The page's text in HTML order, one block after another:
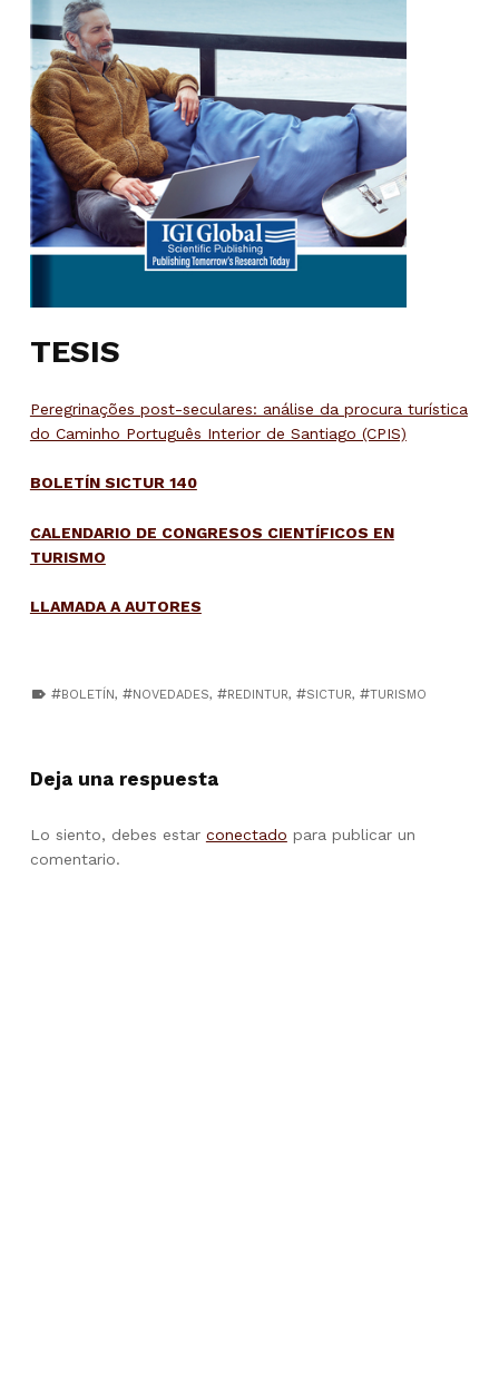
TESIS
Peregrinações post-seculares: análise da procura turística
do Caminho Português Interior de Santiago (CPIS)
BOLETÍN SICTUR 140
CALENDARIO DE CONGRESOS CIENTÍFICOS EN
TURISMO
LLAMADA A AUTORES
BOLETÍN, NOVEDADES, REDINTUR, SICTUR, TURISMO
Deja una respuesta
Lo siento, debes estar conectado para publicar un
comentario.